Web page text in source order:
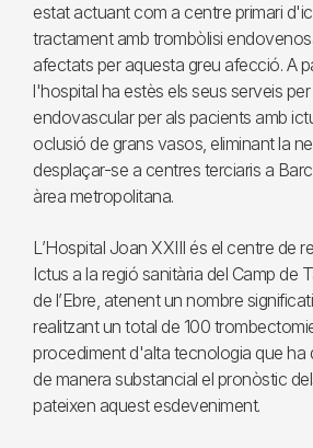
estat actuant com a centre primari
tractament amb trombòlisi
afectats per aquesta greu afecció. A
l'hospital ha estès els seus serveis
endovascular per als pacients amb
oclusió de grans vasos, eliminant la
desplaçar-se a centres terciaris a
àrea metropolitana.
L’Hospital Joan XXIII és el centre de
Ictus a la regió sanitària del Camp de
de l’Ebre, atenent un nombre
realitzant un total de 100
procediment d'alta tecnologia que ha
de manera substancial el pronòstic
pateixen aquest esdeveniment.